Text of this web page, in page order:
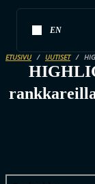
EN
ETUSIVU UUTISET